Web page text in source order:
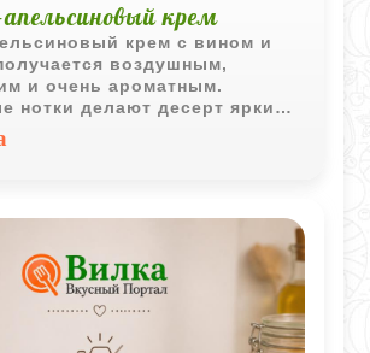
крем
крем с вином и
воздушным,
и очень ароматным.
нотки делают десерт ярким,
отлично сочетается со